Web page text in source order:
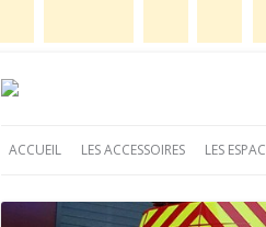
Barrage rétractable
ACCUEIL LES ACCESSOIRES LES